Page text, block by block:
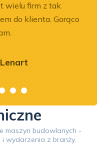
wielu firm z tak
do klienta. Gorąco
maszyn budowlanych -
wydarzenia z branży.